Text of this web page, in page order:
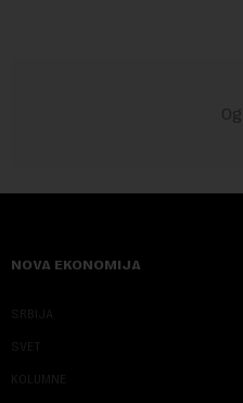
NOVA EKONOMIJA
SRBIJA
SVET
KOLUMNE